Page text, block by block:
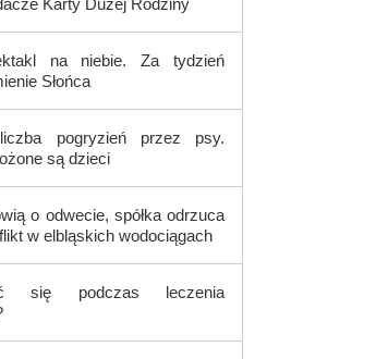
Karty Dużej Rodziny
na niebie. Za tydzień
Słońca
pogryzień przez psy.
są dzieci
o odwecie, spółka odrzuca
w elbląskich wodociągach
się podczas leczenia